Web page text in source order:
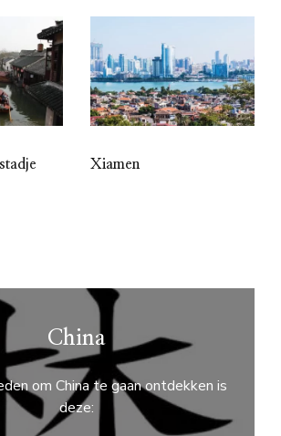
Xiamen
China
om China te gaan ontdekken is
deze: